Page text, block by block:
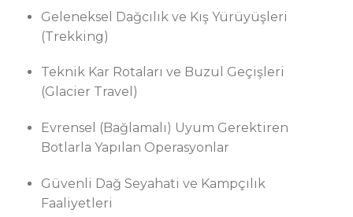
Geleneksel Dağcılık ve Kış Yürüyüşleri
(Trekking)
Teknik Kar Rotaları ve Buzul Geçişleri
(Glacier Travel)
Evrensel (Bağlamalı) Uyum Gerektiren
Botlarla Yapılan Operasyonlar
Güvenli Dağ Seyahati ve Kampçılık
Faaliyetleri